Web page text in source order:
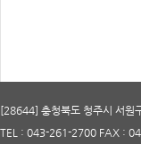
[28644] 충청북도 청주시 서원
TEL : 043-261-2700 FAX :